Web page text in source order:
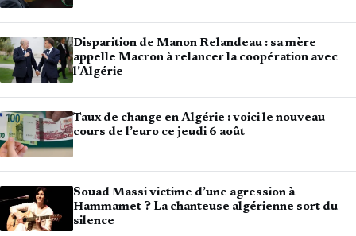
Disparition de Manon Relandeau : sa mère
appelle Macron à relancer la coopération avec
l’Algérie
Taux de change en Algérie : voici le nouveau
cours de l’euro ce jeudi 6 août
Souad Massi victime d’une agression à
Hammamet ? La chanteuse algérienne sort du
silence